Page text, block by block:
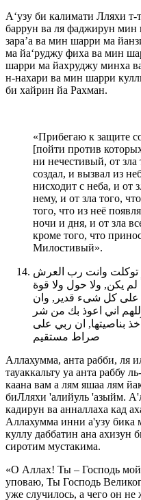
А‘узу би калимати Лляхи т-
баррун ва ля фаджирун мин
зара’а ва мин шарри ма
ма йа‘руджу фиха ва мин
шарри ма йахруджу минха
н-нахари ва мин шарри
би хайрин йа Рахман.
«Прибегаю к защите
[пойти против
ни нечестивый, от
создал, и вызвал из
нисходит с неба, и от
нему, и от зла того,
того, что из неё
ночи и дня, и от зла
кроме того, что
Милостивый».
توكلت وانت رب العرش
لم يكن, ولا حول ولا قوة
على كل شىء قدير, وان
اني اعوذ بك من شر
بناصيتها, ان ربي على
صراط مستقيم
Аллахумма, анта рабби, ля
тауаккальту уа анта раббу
каана вам а лям яшаа лям
биЛляхи 'алийуль 'азыйм.
кадирун ва анналлаха кад
Аллахумма инни а'узу
куллу даббатин ана ахизун
сиротим мустакима.
«О Аллах! Ты – Господь
уповаю, Ты Господь
уже случилось, а чего он